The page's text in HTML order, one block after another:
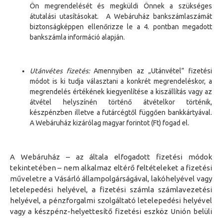
Ön megrendelésétés megküldi Önnek a szükséges
átutalási utasításokat. A Webáruház bankszámlaszámát
biztonságképpen ellenőrizze le a 4. pontban megadott
bankszámla információ alapján.
Utánvétes fizetés:Amennyiben az „Utánvétel” fizetési
módot is ki tudja választani a konkrét megrendeléskor, a
megrendelés értékének kiegyenlítése a kiszállítás vagy az
átvétel helyszínén történő átvételkor történik,
készpénzben illetve a futárcégtől függően bankkártyával.
A Webáruház kizárólag magyar forintot (Ft) fogad el.
A Webáruház – az általa elfogadott fizetési módok
tekintetében – nem alkalmaz eltérő feltételeket a fizetési
műveletre a Vásárló állampolgárságával, lakóhelyével vagy
letelepedési helyével, a fizetési számla számlavezetési
helyével, a pénzforgalmi szolgáltató letelepedési helyével
vagy a készpénz-helyettesítő fizetési eszköz Unión belüli